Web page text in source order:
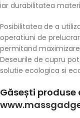
iar durabilitatea
Posibilitatea de a
operatiuni de
permitand
Deseurile de cupru
solutie ecologica si
Găsești